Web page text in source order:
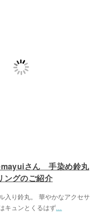
さん 手染め鈴丸
ングのご紹介
入り鈴丸。 華やかなアクセサ
キュンとくるはず...